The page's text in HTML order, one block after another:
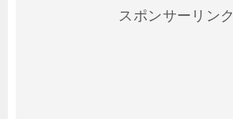
スポンサーリンク